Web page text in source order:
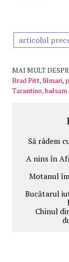
articolul
MAI MULT
Brad Pitt,filmari,
Tarantino,balsam
Să râdem
A nins în
Motanul
Bucătarul
Chinul